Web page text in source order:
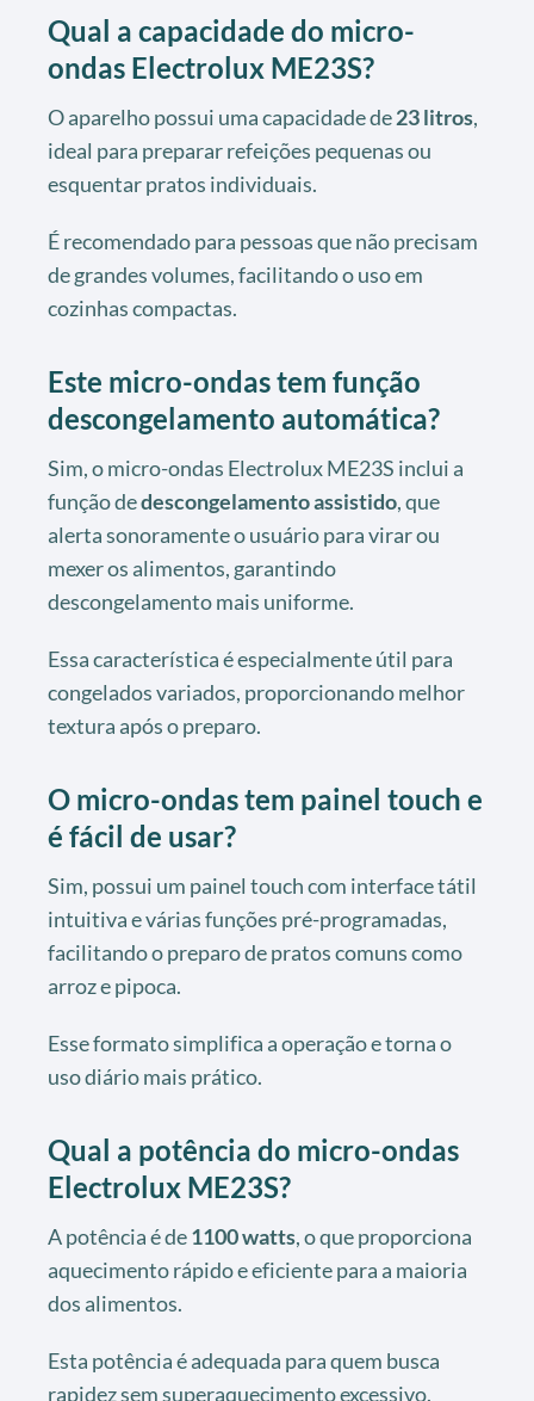
Qual a capacidade do micro-
ondas Electrolux ME23S?
O aparelho possui uma capacidade de23 litros,
ideal para preparar refeições pequenas ou
esquentar pratos individuais.
É recomendado para pessoas que não precisam
de grandes volumes, facilitando o uso em
cozinhas compactas.
Este micro-ondas tem função
descongelamento automática?
Sim, o micro-ondas Electrolux ME23S inclui a
função dedescongelamento assistido, que
alerta sonoramente o usuário para virar ou
mexer os alimentos, garantindo
descongelamento mais uniforme.
Essa característica é especialmente útil para
congelados variados, proporcionando melhor
textura após o preparo.
O micro-ondas tem painel touch e
é fácil de usar?
Sim, possui um painel touch com interface tátil
intuitiva e várias funções pré-programadas,
facilitando o preparo de pratos comuns como
arroz e pipoca.
Esse formato simplifica a operação e torna o
uso diário mais prático.
Qual a potência do micro-ondas
Electrolux ME23S?
A potência é de1100 watts, o que proporciona
aquecimento rápido e eficiente para a maioria
dos alimentos.
Esta potência é adequada para quem busca
rapidez sem superaquecimento excessivo.